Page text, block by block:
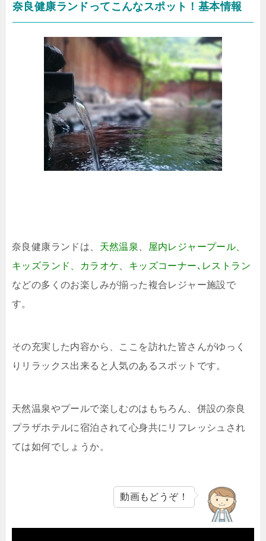
奈良健康ランドってこんなスポット！基本情報
奈良健康ランドは、 天然温泉
屋内レジャープール、
キッズランド、カラオケ、キッズコーナー､レストラン
などの多くのお楽しみが揃った複合レジャー施設で
す。
その充実した内容から、ここを訪れた皆さんがゆっく
りリラックス出来ると人気のあるスポットです。
天然温泉やプールで楽しむのはもちろん、併設の奈良
プラザホテルに宿泊されて心身共にリフレッシュされ
ては如何でしょうか。
動画もどうぞ！